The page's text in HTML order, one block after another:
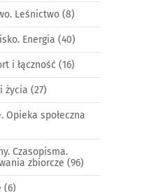
Leśnictwo (8)
Energia (40)
i łączność (16)
życia (27)
Opieka społeczna
Czasopisma.
zbiorcze (96)
(6)